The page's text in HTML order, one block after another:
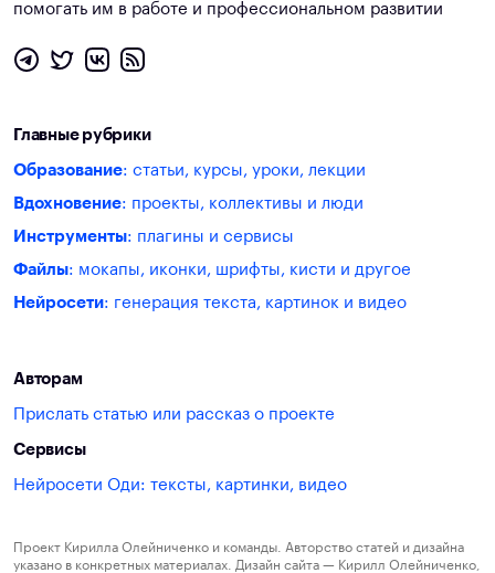
помогать им в работе и профессиональном развитии
Главные рубрики
Образование: статьи, курсы, уроки, лекции
Вдохновение: проекты, коллективы и люди
Инструменты: плагины и сервисы
Файлы: мокапы, иконки, шрифты, кисти и другое
Нейросети: генерация текста, картинок и видео
Авторам
Прислать статью или рассказ о проекте
Сервисы
Нейросети Оди: тексты, картинки, видео
Проект Кирилла Олейниченко и команды. Авторство статей и дизайна
указано в конкретных материалах. Дизайн сайта — Кирилл Олейниченко,